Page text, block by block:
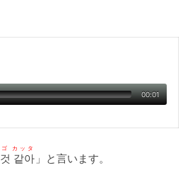
00:01
것 같아
ゴ カッタ
」と言います。